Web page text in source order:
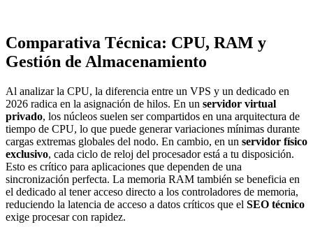
Comparativa Técnica: CPU, RAM y
Gestión de Almacenamiento
Al analizar la CPU, la diferencia entre un VPS y un dedicado en
2026 radica en la asignación de hilos. En un servidor virtual
privado, los núcleos suelen ser compartidos en una arquitectura de
tiempo de CPU, lo que puede generar variaciones mínimas durante
cargas extremas globales del nodo. En cambio, en un servidor físico
exclusivo, cada ciclo de reloj del procesador está a tu disposición.
Esto es crítico para aplicaciones que dependen de una
sincronización perfecta. La memoria RAM también se beneficia en
el dedicado al tener acceso directo a los controladores de memoria,
reduciendo la latencia de acceso a datos críticos que el SEO técnico
exige procesar con rapidez.